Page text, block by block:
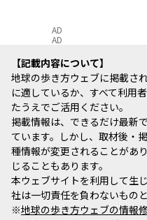
AD
AD
記載内容について
地球の歩き方ウェブに掲載さ
に適しているか、すべて利用
たうえでご活用ください。
掲載情報は、できるだけ最新
ています。しかし、取材後・
種情報が変更されることがあ
じることもあります。
本ウェブサイトを利用して生
社は一切責任を負わないものと
※地球の歩き方ウェブの情報